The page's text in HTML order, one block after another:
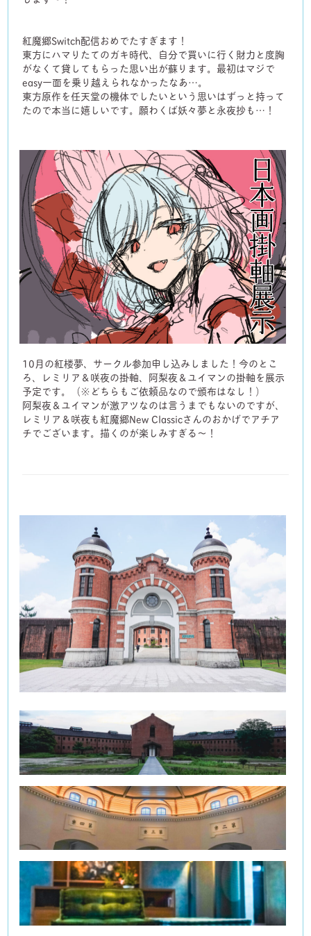
紅魔郷Switch配信おめでたすぎます！
東方にハマりたてのガキ時代、自分で買いに行く財力と度胸
がなくて貸してもらった思い出が蘇ります。最初はマジで
easy一面を乗り越えられなかったなあ…。
東方原作を任天堂の機体でしたいという思いはずっと持って
たので本当に嬉しいです。願わくば妖々夢と永夜抄も…！
10月の紅楼夢、サークル参加申し込みしました！今のとこ
ろ、レミリア＆咲夜の掛軸、阿梨夜＆ユイマンの掛軸を展示
予定です。（※どちらもご依頼品なので頒布はなし！）
阿梨夜＆ユイマンが激アツなのは言うまでもないのですが、
レミリア＆咲夜も紅魔郷New Classicさんのおかげでアチア
チでございます。描くのが楽しみすぎる〜！